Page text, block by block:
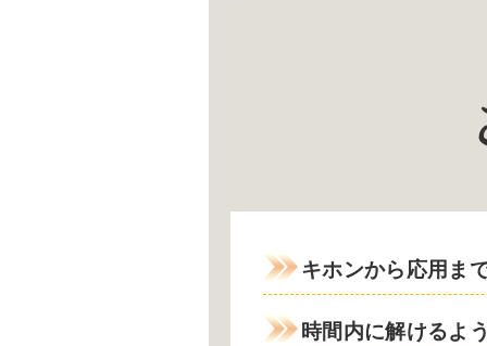
キホンから応用ま
時間内に解けるよ